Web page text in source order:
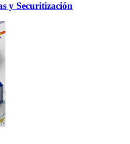
y Securitización